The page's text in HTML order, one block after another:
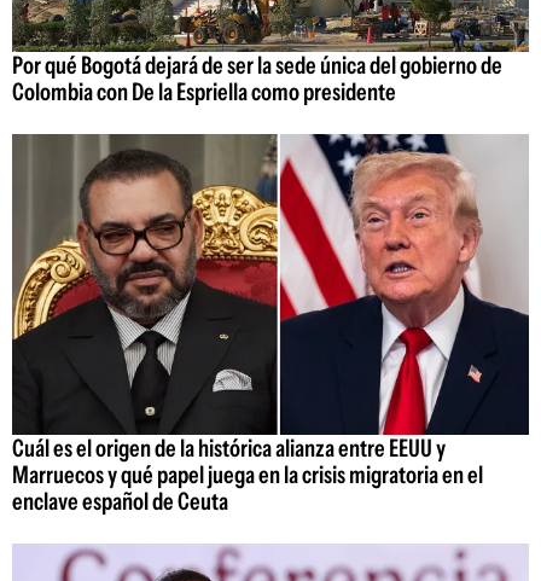
Por qué Bogotá dejará de ser la sede única del gobierno de
Colombia con De la Espriella como presidente
Cuál es el origen de la histórica alianza entre EEUU y
Marruecos y qué papel juega en la crisis migratoria en el
enclave español de Ceuta